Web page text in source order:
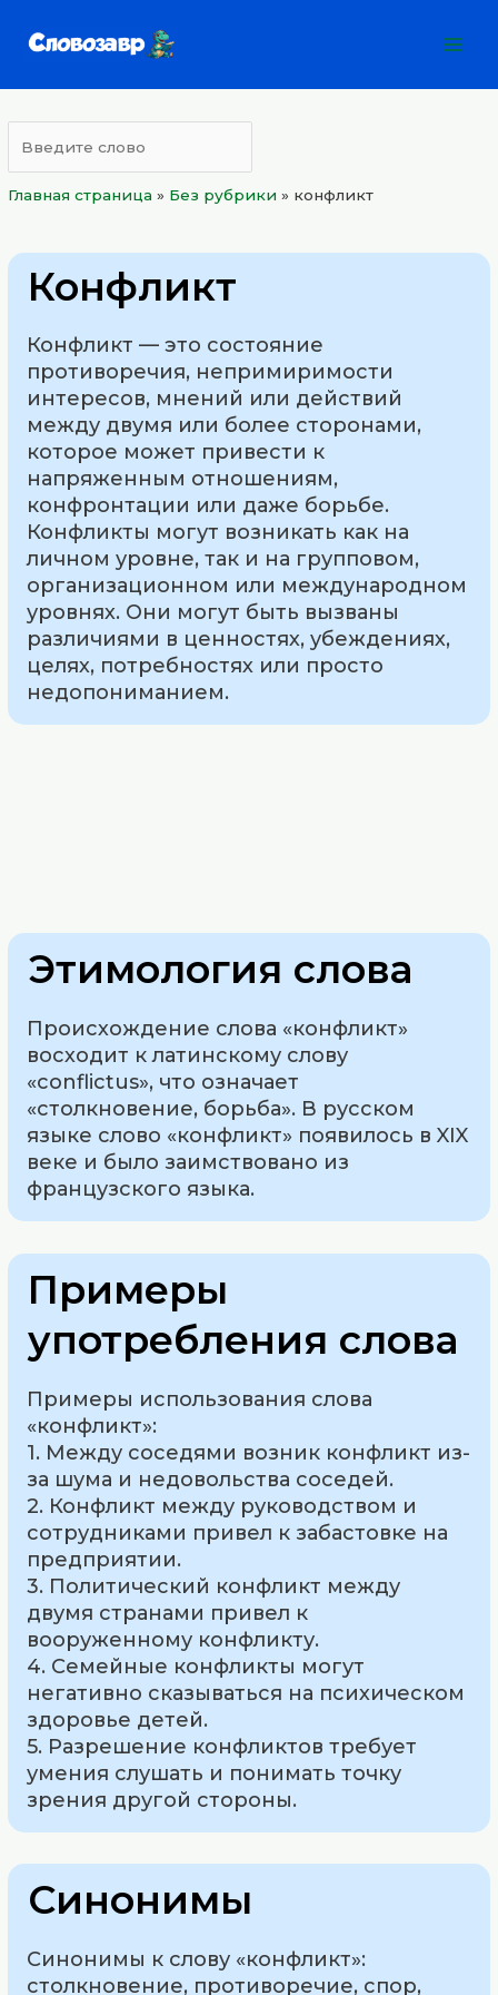
Главная страница » Без рубрики » конфликт
Конфликт
Конфликт — это состояние
противоречия, непримиримости
интересов, мнений или действий
между двумя или более сторонами,
которое может привести к
напряженным отношениям,
конфронтации или даже борьбе.
Конфликты могут возникать как на
личном уровне, так и на групповом,
организационном или международном
уровнях. Они могут быть вызваны
различиями в ценностях, убеждениях,
целях, потребностях или просто
недопониманием.
Этимология слова
Происхождение слова «конфликт»
восходит к латинскому слову
«conflictus», что означает
«столкновение, борьба». В русском
языке слово «конфликт» появилось в XIX
веке и было заимствовано из
французского языка.
Примеры
употребления слова
Примеры использования слова
«конфликт»:
1. Между соседями возник конфликт из-
за шума и недовольства соседей.
2. Конфликт между руководством и
сотрудниками привел к забастовке на
предприятии.
3. Политический конфликт между
двумя странами привел к
вооруженному конфликту.
4. Семейные конфликты могут
негативно сказываться на психическом
здоровье детей.
5. Разрешение конфликтов требует
умения слушать и понимать точку
зрения другой стороны.
Синонимы
Синонимы к слову «конфликт»:
столкновение, противоречие, спор,